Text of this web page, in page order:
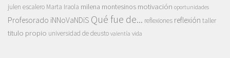
julen escalero Marta Iraola milena montesinos motivación oportunidades
Profesorado iNNoVaNDiS Qué fue de... reflexiones reflexión taller
titulo propio universidad de deusto valentía vida